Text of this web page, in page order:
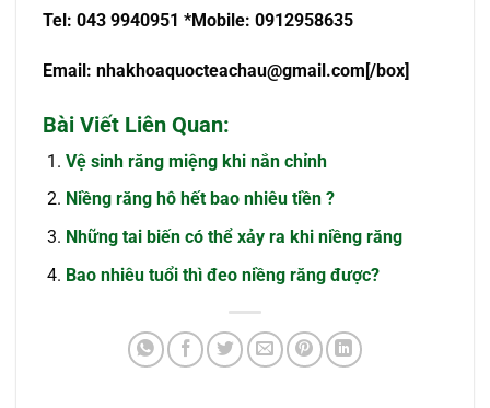
Tel: 043 9940951 *Mobile: 0912958635
Email: nhakhoaquocteachau@gmail.com [/box]
Bài Viết Liên Quan:
Vệ sinh răng miệng khi nắn chỉnh
Niềng răng hô hết bao nhiêu tiền ?
Những tai biến có thể xảy ra khi niềng răng
Bao nhiêu tuổi thì đeo niềng răng được?